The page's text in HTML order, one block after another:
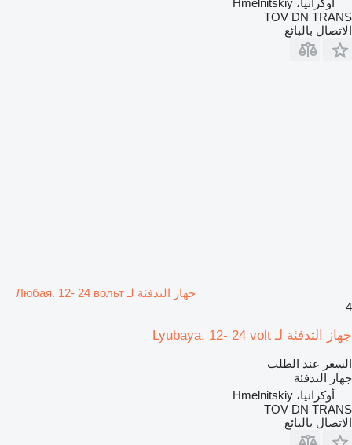
أوكرانيا، Hmelnitskiy
TOV DN TRANS
الاتصال بالبائع
جهاز التدفئة لـ Любая. 12- 24 вольт
4
جهاز التدفئة لـ Lyubaya. 12- 24 volt
السعر عند الطلب
جهاز التدفئة
أوكرانيا، Hmelnitskiy
TOV DN TRANS
الاتصال بالبائع